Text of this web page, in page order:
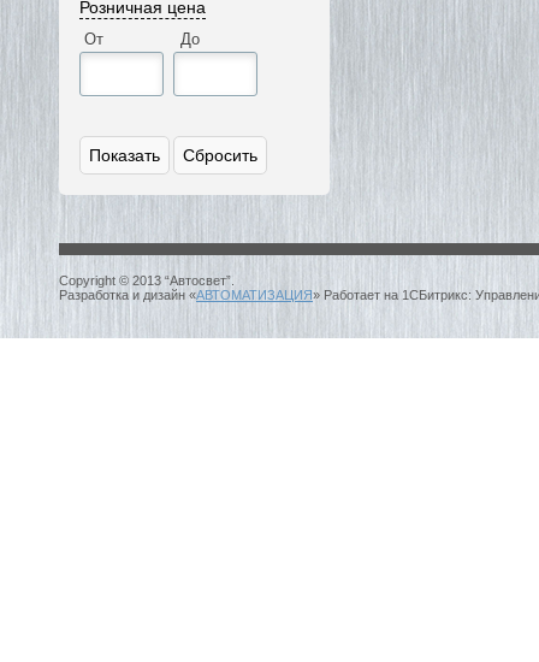
Розничная цена
От До
Copyright © 2013 “Автосвет”.
Разработка и дизайн «АВТОМАТИЗАЦИЯ» Работает на 1СБитрикс: